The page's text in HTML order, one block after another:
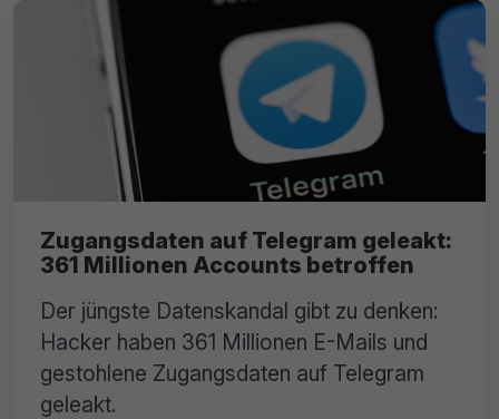
Zugangsdaten auf Telegram geleakt:
361 Millionen Accounts betroffen
Der jüngste Datenskandal gibt zu denken:
Hacker haben 361 Millionen E-Mails und
gestohlene Zugangsdaten auf Telegram
geleakt.